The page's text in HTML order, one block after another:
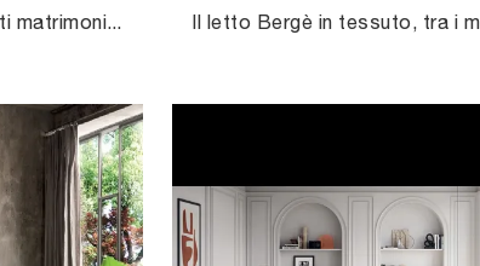
Se sei alla ricerca di letti matrimoniali imbottiti, ecco qui il modello Twist Lersa 290 in tessuto per completare la zona notte.